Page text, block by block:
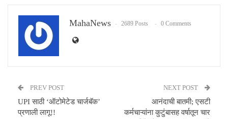
MahaNews 2689 Posts 0 Comments
PREV POST
UPI साठी ‘ऑटोमेटेड चार्जबॅक’
प्रणाली लागू!!
NEXT POST
आनंदाची बातमी; एसटी
कर्मचाऱ्यांना कुटुंबासह वर्षातून चार